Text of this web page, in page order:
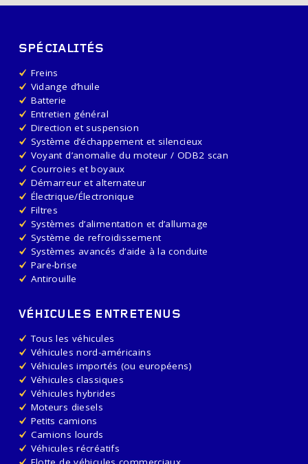
SPÉCIALITÉS
Freins
Vidange d’huile
Batterie
Entretien général
Direction et suspension
Système d’échappement et silencieux
Voyant d’anomalie du moteur / ODB2 scan
Courroies et boyaux
Démarreur et alternateur
Électrique/Électronique
Filtres
Systèmes d’alimentation et d’allumage
Système de refroidissement
Systèmes avancés d’aide à la conduite
Pare-brise
Antirouille
VÉHICULES ENTRETENUS
Tous les véhicules
Véhicules nord-américains
Véhicules importés (ou européens)
Véhicules classiques
Véhicules hybrides
Moteurs diesels
Petits camions
Camions lourds
Véhicules récréatifs